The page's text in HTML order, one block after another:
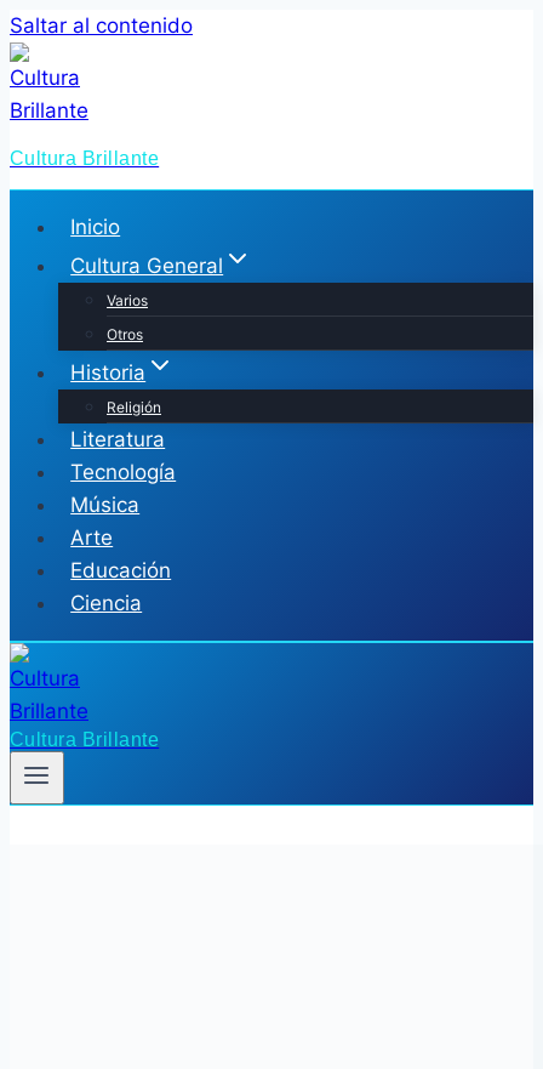
Saltar al contenido
Cultura Brillante
Inicio
Cultura General
Varios
Otros
Historia
Religión
Literatura
Tecnología
Música
Arte
Educación
Ciencia
Cultura Brillante